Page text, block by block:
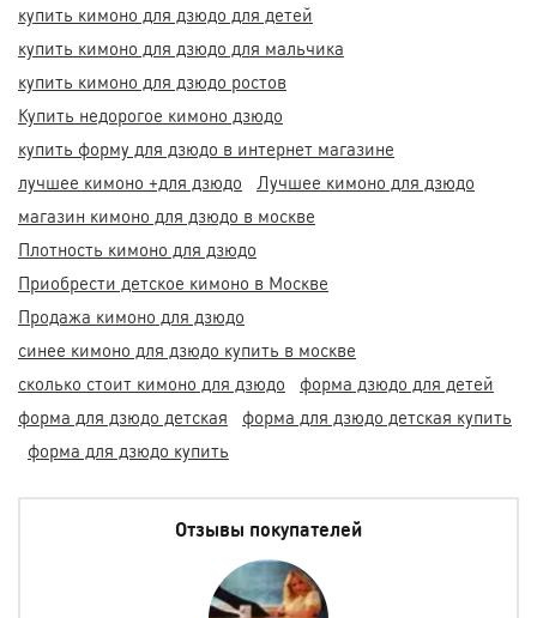
купить кимоно для дзюдо для детей
купить кимоно для дзюдо для мальчика
купить кимоно для дзюдо ростов
Купить недорогое кимоно дзюдо
купить форму для дзюдо в интернет магазине
лучшее кимоно +для дзюдо
Лучшее кимоно для дзюдо
магазин кимоно для дзюдо в москве
Плотность кимоно для дзюдо
Приобрести детское кимоно в Москве
Продажа кимоно для дзюдо
синее кимоно для дзюдо купить в москве
сколько стоит кимоно для дзюдо
форма дзюдо для детей
форма для дзюдо детская
форма для дзюдо детская купить
форма для дзюдо купить
Отзывы покупателей